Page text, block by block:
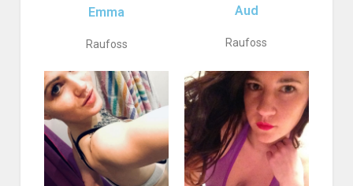
Emma
Raufoss
Aud
Raufoss